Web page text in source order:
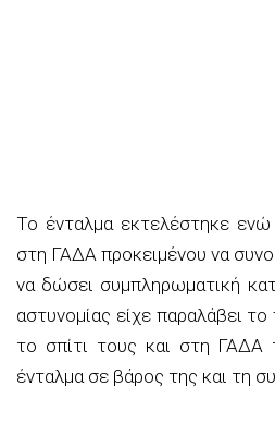
Το ένταλμα εκτελέστηκε ενώ
στη ΓΑΔΑ προκειμένου να
να δώσει συμπληρωματική
αστυνομίας είχε παραλάβει
το σπίτι τους και στη ΓΑΔΑ
ένταλμα σε βάρος της και τη